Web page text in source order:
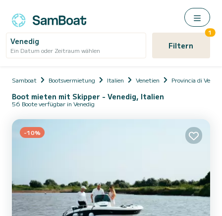
Venedig
Ein Datum oder Zeitraum wählen Filtern
1
Samboat Bootsvermietung Italien Venetien Provincia di
Boot mieten mit Skipper - Venedig, Italien
56 Boote verfügbar in Venedig
-10%